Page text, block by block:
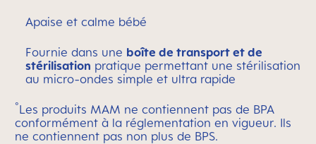
Apaise et calme bébé
Fournie dans une boîte de transport et de
stérilisation pratique permettant une stérilisation
au micro-ondes simple et ultra rapide
°Les produits MAM ne contiennent pas de BPA
conformément à la réglementation en vigueur. Ils
ne contiennent pas non plus de BPS.